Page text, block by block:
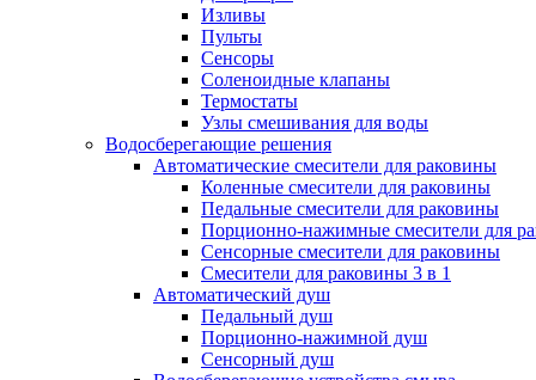
Изливы
Пульты
Сенсоры
Соленоидные клапаны
Термостаты
Узлы смешивания для воды
Водосберегающие решения
Автоматические смесители для раковины
Коленные смесители для раковины
Педальные смесители для раковины
Порционно-нажимные смесители для
Сенсорные смесители для раковины
Смесители для раковины 3 в 1
Автоматический душ
Педальный душ
Порционно-нажимной душ
Сенсорный душ